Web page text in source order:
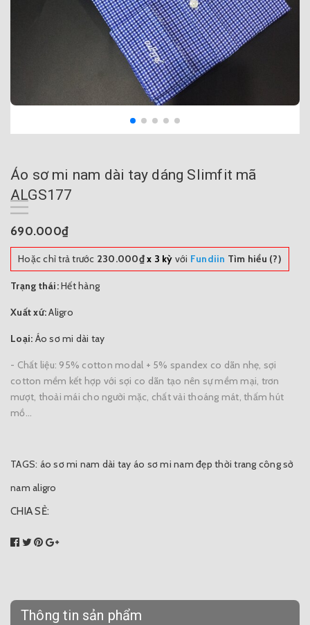
Áo sơ mi nam dài tay dáng Slimfit mã
ALGS177
690.000₫
Hoặc chỉ trả trước 230.000₫x 3 kỳ với Fundiin Tìm hiểu (?)
Trạng thái:Hết hàng
Xuất xứ:Aligro
Loại: Áo sơ mi dài tay
- Chất liệu: 95% cotton modal + 5% spandex co dãn nhẹ, sợi
cotton mềm kết hợp với sợi co dãn tạo nên sự mềm mại, trơn
mượt, thoải mái cho người mặc, chất vải thoáng mát, thấm hút
mồ...
TAGS: áo sơ mi nam dài tay áo sơ mi nam đẹp thời trang công sở
nam aligro
CHIA SẺ:
Thông tin sản phẩm